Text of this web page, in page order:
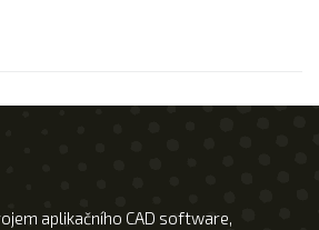
aplikačního CAD software,